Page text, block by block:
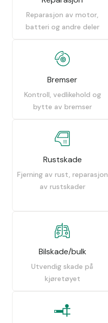
Reparasjon av motor,
batteri og andre deler
Bremser
Kontroll, vedlikehold og
bytte av bremser
Rustskade
Fjerning av rust, reparasjon
av rustskader
Bilskade/bulk
Utvendig skade på
kjøretøyet